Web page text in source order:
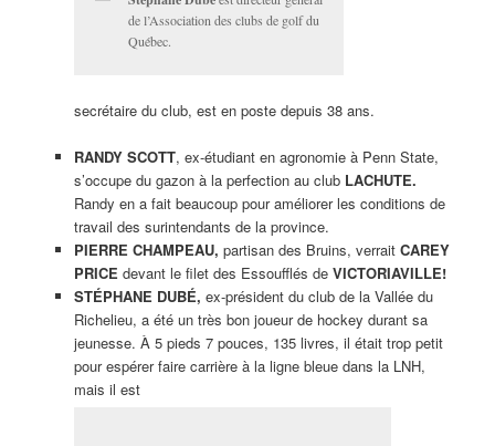
de l’Association des clubs de golf du
Québec.
secrétaire du club, est en poste depuis 38 ans.
RANDY SCOTT, ex-étudiant en agronomie à Penn State,
s’occupe du gazon à la perfection au club LACHUTE.
Randy en a fait beaucoup pour améliorer les conditions de
travail des surintendants de la province.
PIERRE CHAMPEAU, partisan des Bruins, verrait CAREY
PRICE devant le filet des Essoufflés de VICTORIAVILLE!
STÉPHANE DUBÉ, ex-président du club de la Vallée du
Richelieu, a été un très bon joueur de hockey durant sa
jeunesse. À 5 pieds 7 pouces, 135 livres, il était trop petit
pour espérer faire carrière à la ligne bleue dans la LNH,
mais il est